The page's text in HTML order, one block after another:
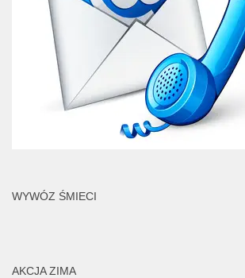
WYWÓZ ŚMIECI
AKCJA ZIMA